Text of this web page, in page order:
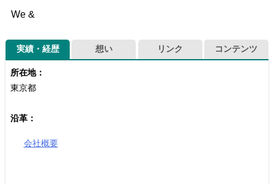
We &
実績・経歴
所在地：
東京都
沿革：
会社概要
想い リンク コンテンツ